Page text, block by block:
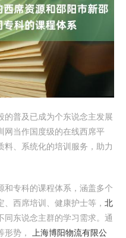
的普及已成为个东说念主发展
网当作国度级的在线西席平
料、系统化的培训服务，助力
和专科的课程体系，涵盖多个
西席培训、健康护士等， 北
同东说念主群的学习需求。通
形势，
上海博阳物流有限公